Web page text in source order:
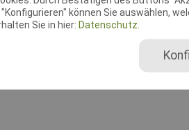
können Sie auswählen,
Sie in hier: Datenschutz.